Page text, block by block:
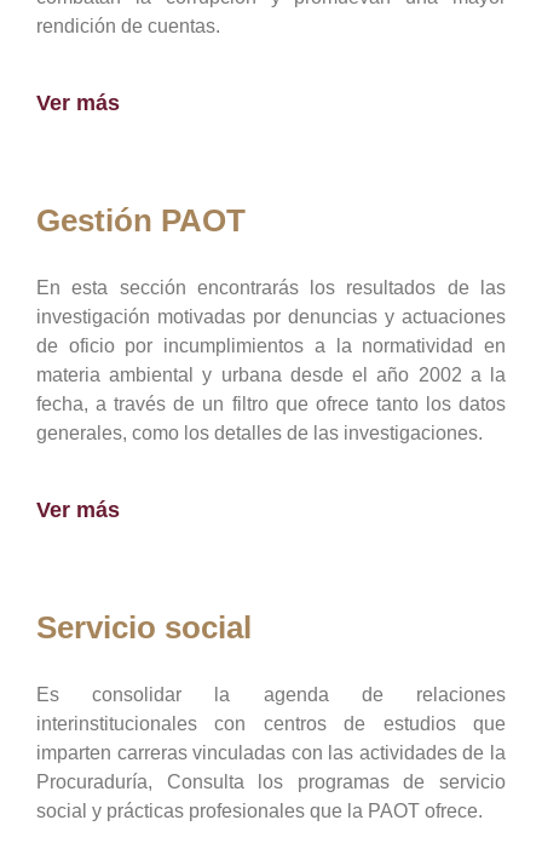
rendición de cuentas.
Ver más
Gestión PAOT
En esta sección encontrarás los resultados de las
investigación motivadas por denuncias y actuaciones
de oficio por incumplimientos a la normatividad en
materia ambiental y urbana desde el año 2002 a la
fecha, a través de un filtro que ofrece tanto los datos
generales, como los detalles de las investigaciones.
Ver más
Servicio social
Es consolidar la agenda de relaciones
interinstitucionales con centros de estudios que
imparten carreras vinculadas con las actividades de la
Procuraduría, Consulta los programas de servicio
social y prácticas profesionales que la PAOT ofrece.